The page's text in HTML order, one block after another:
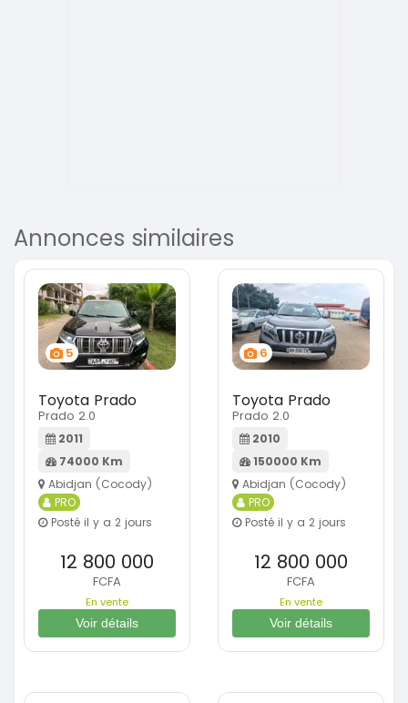
Annonces similaires
5
Toyota Prado
Prado 2.0
2011
74000 Km
Abidjan (Cocody)
PRO
Posté il y a 2 jours
12 800 000
FCFA
En vente
Voir détails
6
Toyota Prado
Prado 2.0
2010
150000 Km
Abidjan (Cocody)
PRO
Posté il y a 2 jours
12 800 000
FCFA
En vente
Voir détails